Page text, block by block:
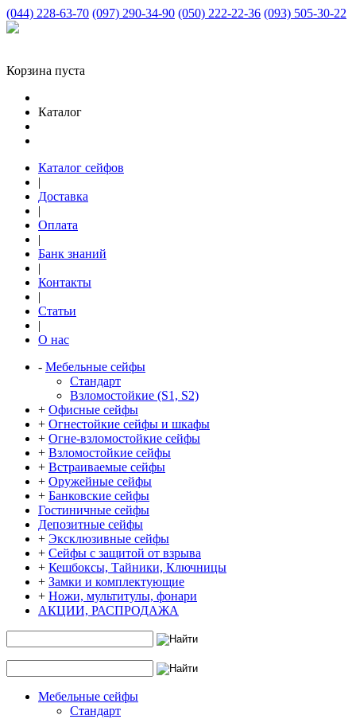
(044) 228-63-70 (097) 290-34-90 (050) 222-22-36 (093) 505-30-22
Корзина пуста
Каталог
Каталог сейфов
|
Доставка
|
Оплата
|
Банк знаний
|
Контакты
|
Статьи
|
О нас
- Мебельные сейфы
Стандарт
Взломостойкие (S1, S2)
+ Офисные сейфы
+ Огнестойкие сейфы и шкафы
+ Огне-взломостойкие сейфы
+ Взломостойкие сейфы
+ Встраиваемые сейфы
+ Оружейные сейфы
+ Банковские сейфы
Гостиничные сейфы
Депозитные сейфы
+ Эксклюзивные сейфы
+ Сейфы с защитой от взрыва
+ Кешбоксы, Тайники, Ключницы
+ Замки и комплектующие
+ Ножи, мультитулы, фонари
АКЦИИ, РАСПРОДАЖА
Мебельные сейфы
Стандарт